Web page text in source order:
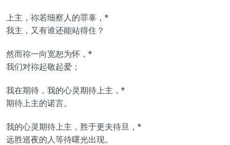
上主，祢若细察人的罪辜，*
我主，又有谁还能站得住？
然而祢一向宽恕为怀，*
我们对祢起敬起爱；
我在期待，我的心灵期待上主，*
期待上主的诺言。
我的心灵期待上主，胜于更夫待旦，*
远胜巡夜的人等待曙光出现。